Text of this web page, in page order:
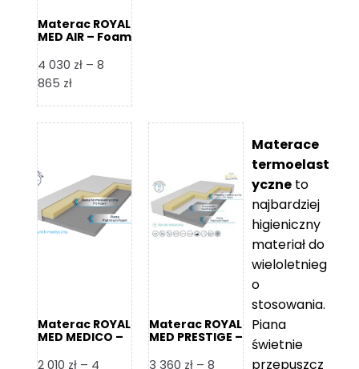
Materac ROYAL
MED AIR – Foam
4 030 zł – 8
865 złZakres
od
do
8
865 zł
Materac ROYAL
MED MEDICO –
2 010 zł – 4
Materac ROYAL
MED PRESTIGE –
3 360 zł – 8
Materace
termoelast
yczne to
najbardziej
higieniczny
materiał do
wieloletnieg
o
stosowania.
Piana
świetnie
przepuszcz